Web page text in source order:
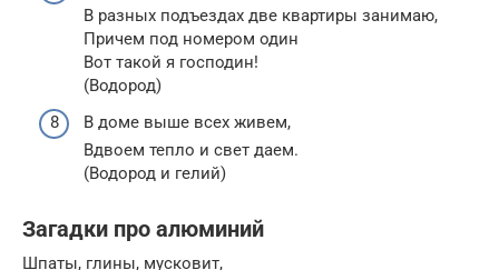
В разных подъездах две квартиры занимаю,
Причем под номером один
Вот такой я господин!
(Водород)
В доме выше всех живем,
Вдвоем тепло и свет даем.
(Водород и гелий)
Загадки про алюминий
Шпаты, глины, мусковит,